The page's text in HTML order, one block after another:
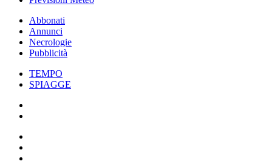
Abbonati
Annunci
Necrologie
Pubblicità
TEMPO
SPIAGGE